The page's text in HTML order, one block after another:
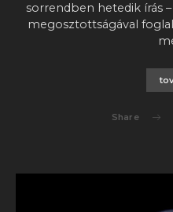
sorrendben hetedik írás
megosztottságával
Share